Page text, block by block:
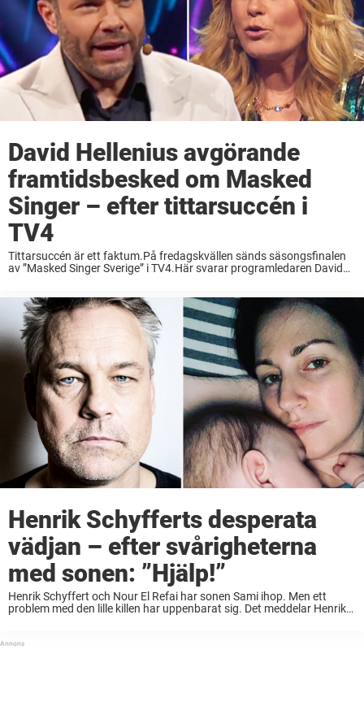
David Hellenius avgörande
framtidsbesked om Masked
Singer – efter tittarsuccén i
TV4
Tittarsuccén är ett faktum.På fredagskvällen sänds säsongsfinalen
av ”Masked Singer Sverige” i TV4.Här svarar programledaren David
Sydkorea – och ...
Henrik Schyfferts desperata
vädjan – efter svårigheterna
med sonen: ”Hjälp!”
Henrik Schyffert och Nour El Refai har sonen Sami ihop. Men ett
problem med den lille killen har uppenbarat sig. Det meddelar Henrik